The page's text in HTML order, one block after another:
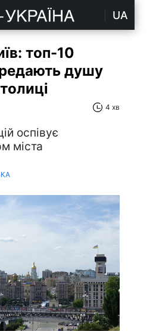
UA
топ-10
душу
4 хв
оспівує
міста